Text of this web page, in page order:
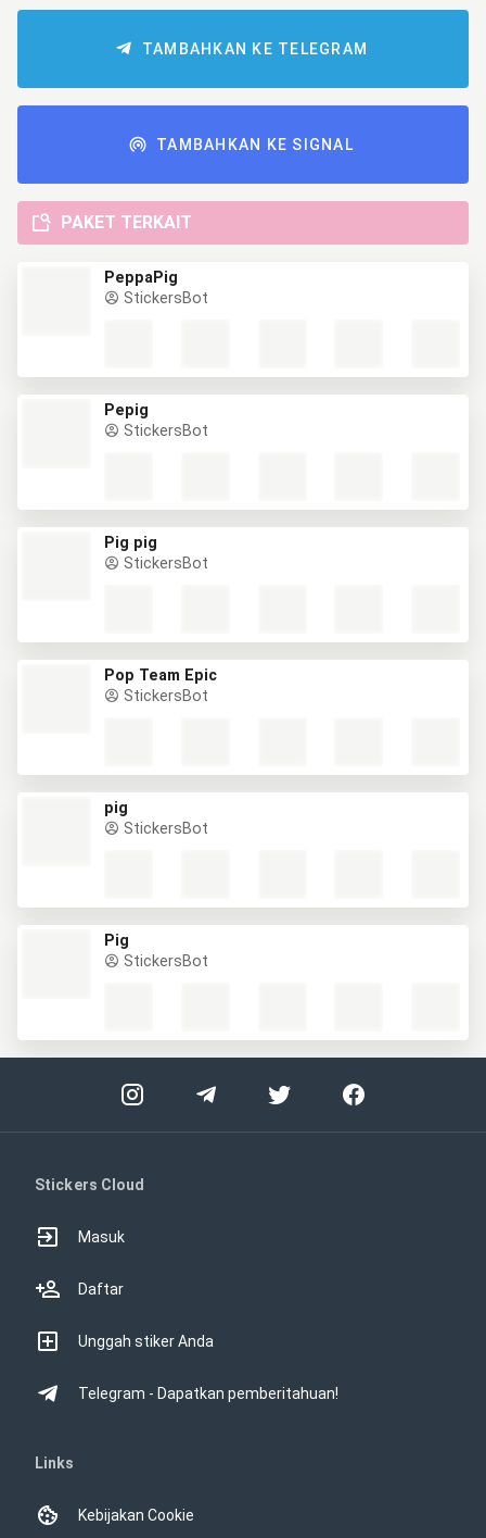
TAMBAHKAN KE TELEGRAM
TAMBAHKAN KE SIGNAL
PAKET TERKAIT
PeppaPig
StickersBot
Pepig
StickersBot
Pig pig
StickersBot
Pop Team Epic
StickersBot
pig
StickersBot
Pig
StickersBot
Stickers Cloud
Masuk
Daftar
Unggah stiker Anda
Telegram - Dapatkan pemberitahuan!
Links
Kebijakan Cookie